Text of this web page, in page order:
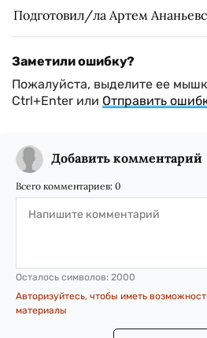
Подготовил/ла Артем
Заметили ошибку?
Пожалуйста, выделите ее
Ctrl+Enter или Отправить
Добавить комментарий
Всего комментариев: 0
Осталось символов: 2000
Авторизуйтесь, чтобы иметь
материалы